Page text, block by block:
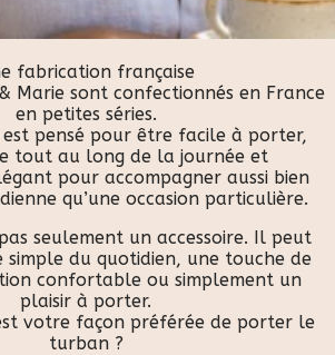
fabrication française
Marie sont confectionnés en France
en petites séries.
est pensé pour être facile à porter,
tout au long de la journée et
pour accompagner aussi bien
qu’une occasion particulière.
seulement un accessoire. Il peut
simple du quotidien, une touche de
confortable ou simplement un
plaisir à porter.
votre façon préférée de porter le
turban ?